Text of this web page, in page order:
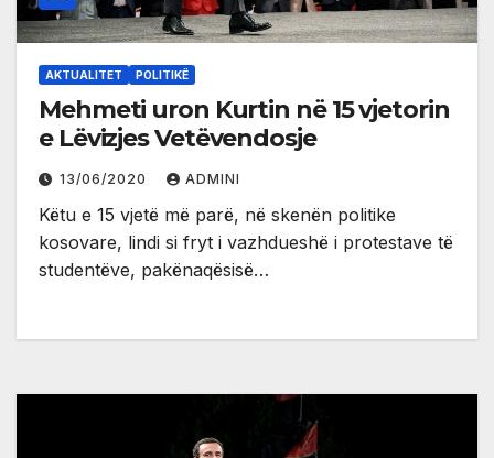
AKTUALITET POLITIKË
Mehmeti uron Kurtin në 15 vjetorin
e Lëvizjes Vetëvendosje
13/06/2020 ADMINI
Këtu e 15 vjetë më parë, në skenën politike
kosovare, lindi si fryt i vazhdueshë i protestave të
studentëve, pakënaqësisë…